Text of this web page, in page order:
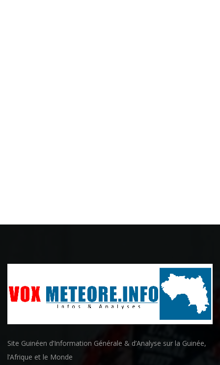
Site Guinéen d’Information Générale & d’Analyse sur la Guinée,
l’Afrique et le Monde